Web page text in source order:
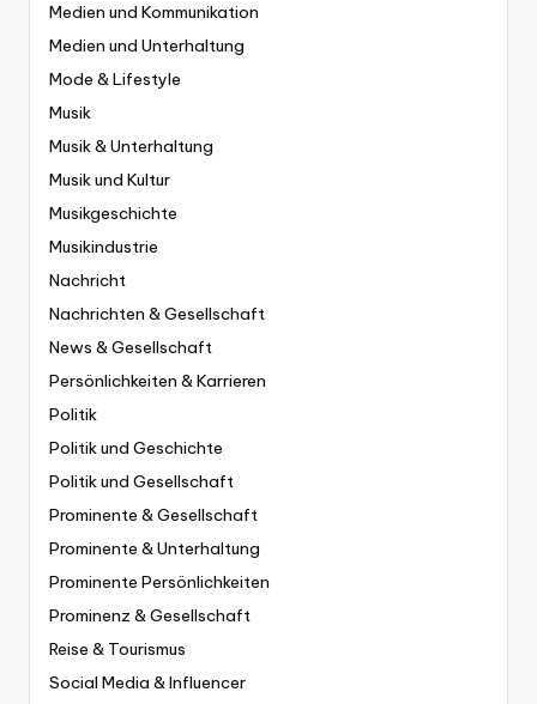
Medien und Kommunikation
Medien und Unterhaltung
Mode & Lifestyle
Musik
Musik & Unterhaltung
Musik und Kultur
Musikgeschichte
Musikindustrie
Nachricht
Nachrichten & Gesellschaft
News & Gesellschaft
Persönlichkeiten & Karrieren
Politik
Politik und Geschichte
Politik und Gesellschaft
Prominente & Gesellschaft
Prominente & Unterhaltung
Prominente Persönlichkeiten
Prominenz & Gesellschaft
Reise & Tourismus
Social Media & Influencer